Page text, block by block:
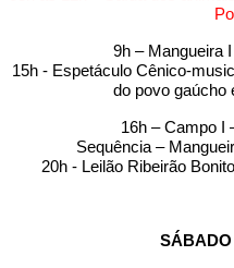
9h – Mangueira
15h - Espetáculo Cênico-
do povo gaúcho
16h – Campo I
Sequência –
20h - Leilão Ribeirão
SÁBADO